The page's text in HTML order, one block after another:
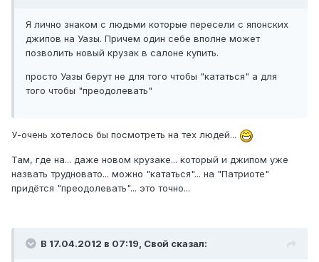
Я лично знаком с людьми которые пересели с японских
джипов на Уазы. Причем один себе вполне может
позволить новый крузак в салоне купить.
просто Уазы берут не для того чтобы "кататься" а для
того чтобы "преодолевать"
У-очень хотелось бы посмотреть на тех людей...
Там, где на... даже новом крузаке... который и джипом уже
назвать трудновато... можно "кататься"... на "Патриоте"
придётся "преодолевать"... это точно...
В 17.04.2012 в 07:19, Свой сказал: